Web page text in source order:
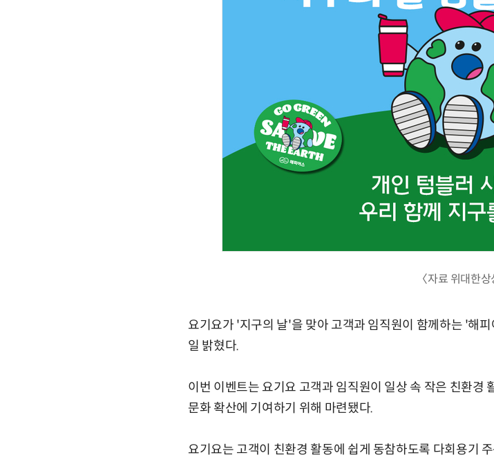
〈자료 위대한상
요기요가 '지구의 날'을 맞아 고객과 임직원이 함께하는 '해
일 밝혔다.
이번 이벤트는 요기요 고객과 임직원이 일상 속 작은 친환경
문화 확산에 기여하기 위해 마련됐다.
요기요는 고객이 친환경 활동에 쉽게 동참하도록 다회용기